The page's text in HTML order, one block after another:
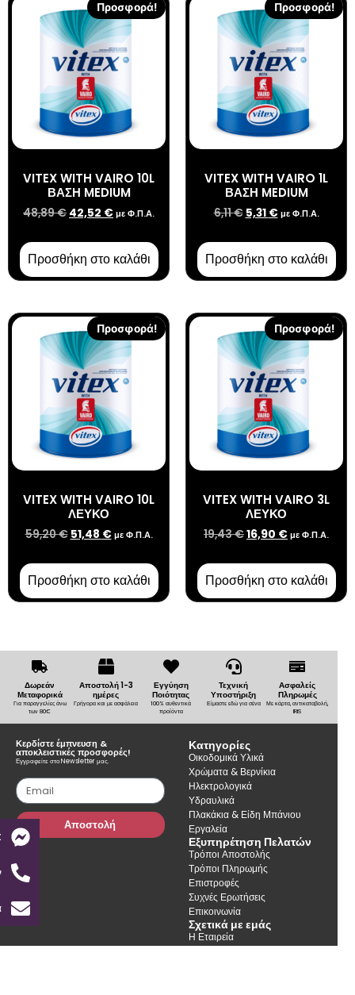
Προσφορά!
VITEX WITH VAIRO 10L
ΒΑΣΗ MEDIUM
48,89€ 42,52 €με Φ.Π.Α.
Προσθήκη στο καλάθι
Προσφορά!
VITEX WITH VAIRO 1L
ΒΑΣΗ MEDIUM
6,11€ 5,31 € με Φ.Π.Α.
Προσθήκη στο καλάθι
Προσφορά!
VITEX WITH VAIRO 10L
ΛΕΥΚΟ
59,20€ 51,48 € με Φ.Π.Α.
Προσθήκη στο καλάθι
Προσφορά!
VITEX WITH VAIRO 3L
ΛΕΥΚΟ
19,43€16,90 €με Φ.Π.Α.
Προσθήκη στο καλάθι
Δωρεάν
Μεταφορικά
Για παραγγελίες άνω
των 80€
Αποστολή 1-3
ημέρες
Γρήγορα και με ασφάλεια
Εγγύηση
Ποιότητας
100% αυθεντικά
προϊόντα
Τεχνική
Υποστήριξη
Είμαστε εδώ για σένα
Ασφαλείς
Πληρωμές
Με κάρτα, αντικαταβολή,
IRIS
Κερδίστε έμπνευση &
αποκλειστικές προσφορές!
Εγγραφείτε στο Newsletter μας.
Αποστολή
Κατηγορίες
Οικοδομικά Υλικά
Χρώματα & Βερνίκια
Ηλεκτρολογικά
Υδραυλικά
Πλακάκια & Είδη Μπάνιου
Εργαλεία
Εξυπηρέτηση Πελατών
Τρόποι Αποστολής
Τρόποι Πληρωμής
Επιστροφές
Συχνές Ερωτήσεις
Επικοινωνία
Σχετικά με εμάς
Η Εταιρεία